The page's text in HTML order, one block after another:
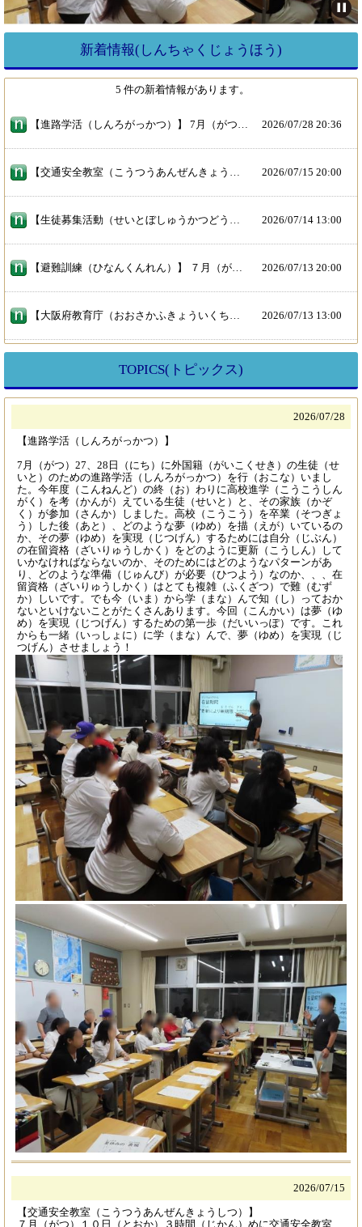
新着情報(しんちゃくじょうほう)
5 件の新着情報があります。
2026/07/28 20:36
2026/07/15 20:00
2026/07/14 13:00
2026/07/13 20:00
2026/07/13 13:00
TOPICS(トピックス)
2026/07/28
【進路学活（しんろがっかつ）】
7月（がつ）27、28日（にち）に外国籍（がいこくせき）の生徒（せ
いと）のための進路学活（しんろがっかつ）を行（おこな）いまし
た。今年度（こんねんど）の終（お）わりに高校進学（こうこうしん
がく）を考（かんが）えている生徒（せいと）と、その家族（かぞ
く）が参加（さんか）しました。高校（こうこう）を卒業（そつぎょ
う）した後（あと）、どのような夢（ゆめ）を描（えが）いているの
か、その夢（ゆめ）を実現（じつげん）するためには自分（じぶん）
の在留資格（ざいりゅうしかく）をどのように更新（こうしん）して
いかなければならないのか、そのためにはどのようなパターンがあ
り、どのような準備（じゅんび）が必要（ひつよう）なのか、、、在
留資格（ざいりゅうしかく）はとても複雑（ふくざつ）で難（むず
か）しいです。でも今（いま）から学（まな）んで知（し）っておか
ないといけないことがたくさんあります。今回（こんかい）は夢（ゆ
め）を実現（じつげん）するための第一歩（だいいっぽ）です。これ
からも一緒（いっしょに）に学（まな）んで、夢（ゆめ）を実現（じ
つげん）させましょう！
2026/07/15
【交通安全教室（こうつうあんぜんきょうしつ）】
７月（がつ）１０日（とおか）３時間（じかん）めに交通安全教室